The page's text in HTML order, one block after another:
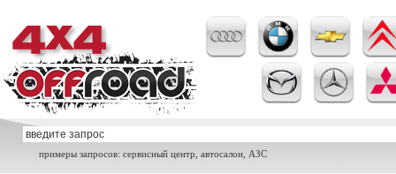
примеры запросов: сервисный центр, автосалон, АЗС